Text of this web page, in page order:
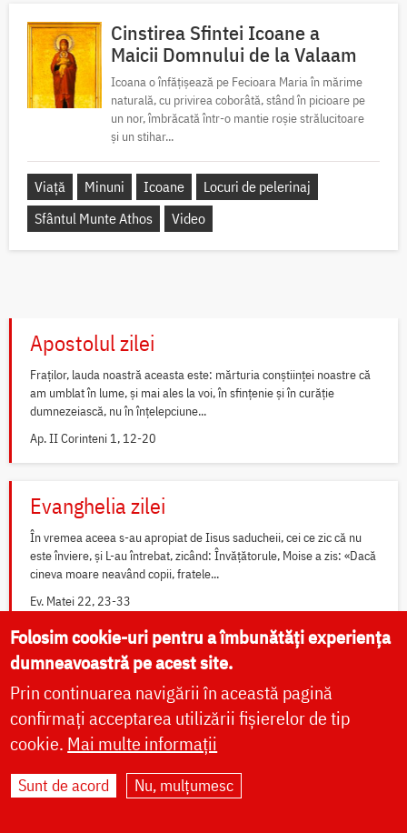
Cinstirea Sfintei Icoane a
Maicii Domnului de la Valaam
Icoana o înfățișează pe Fecioara Maria în mărime
naturală, cu privirea coborâtă, stând în picioare pe
un nor, îmbrăcată într-o mantie roșie strălucitoare
și un stihar...
Viață Minuni Icoane
Locuri de pelerinaj
Sfântul Munte Athos
Video
Apostolul zilei
Fraților, lauda noastră aceasta este: mărturia conștiinței noastre că
am umblat în lume, și mai ales la voi, în sfințenie și în curăție
dumnezeiască, nu în înțelepciune...
Ap. II Corinteni 1, 12-20
Evanghelia zilei
În vremea aceea s-au apropiat de Iisus saducheii, cei ce zic că nu
este înviere, și L-au întrebat, zicând: Învățătorule, Moise a zis: «Dacă
cineva moare neavând copii, fratele...
Ev. Matei 22, 23-33
Widget Calendar Doxologia
Widget Rugăciuni Doxologia
Folosim cookie-uri pentru a îmbunătăți experiența
dumneavoastră pe acest site.
Prin continuarea navigării în această pagină
confirmați acceptarea utilizării fișierelor de tip
cookie. Mai multe informații
Sunt de acord Nu, mulțumesc